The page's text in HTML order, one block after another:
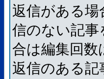
返信がある
信のない記事
合は編集回数
返信のある